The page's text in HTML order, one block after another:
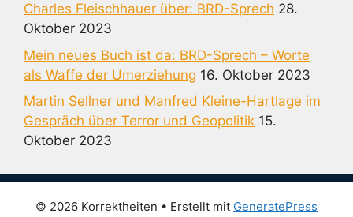
Charles Fleischhauer über: BRD-Sprech 28.
Oktober 2023
Mein neues Buch ist da: BRD-Sprech – Worte
als Waffe der Umerziehung 16. Oktober 2023
Martin Sellner und Manfred Kleine-Hartlage im
Gespräch über Terror und Geopolitik 15.
Oktober 2023
© 2026 Korrektheiten • Erstellt mit GeneratePress